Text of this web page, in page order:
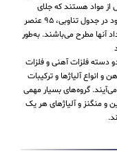
از مواد هستند که جلای
فلزی داشته و معمولاً محکم هستند. از ۱۱۸ عنصر موجود در جدول تناوبی، ۹۵ عنصر
آنها مطرح می‌باشند. به‌طور
دسته فلزات آهنی و فلزات
انواع آلیاژها و ترکیبات
گروه‌های بسیار مهمی
و منگنز و آلیاژهای هر یک